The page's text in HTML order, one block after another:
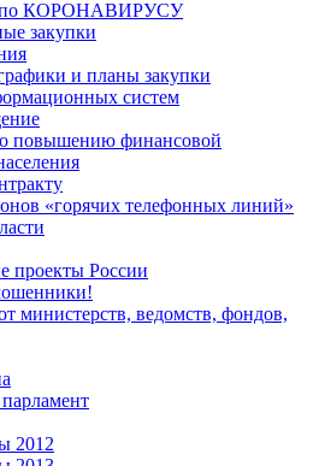
по КОРОНАВИРУСУ
закупки
и планы закупки
систем
повышению финансовой
«горячих телефонных линий»
проекты России
министерств, ведомств, фондов,
2012